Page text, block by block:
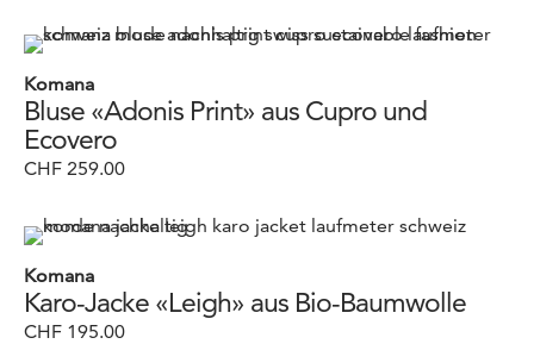
Komana
Bluse «Adonis Print» aus Cupro und
Ecovero
CHF 259.00
Komana
Karo-Jacke «Leigh» aus Bio-Baumwolle
CHF 195.00